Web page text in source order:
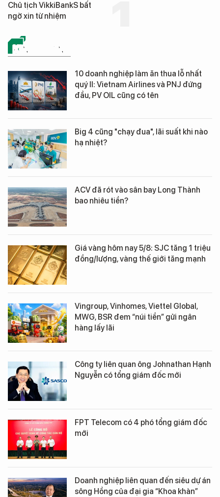
Chủ tịch VikkiBankS bất
ngờ xin từ nhiệm
KINH DOANH
10 doanh nghiệp làm ăn thua lỗ nhất
quý II: Vietnam Airlines và PNJ đứng
đầu, PV OIL cũng có tên
Big 4 cũng "chạy đua", lãi suất khi nào
hạ nhiệt?
ACV đã rót vào sân bay Long Thành
bao nhiêu tiền?
Giá vàng hôm nay 5/8: SJC tăng 1 triệu
đồng/lượng, vàng thế giới tăng mạnh
Vingroup, Vinhomes, Viettel Global,
MWG, BSR đem “núi tiền” gửi ngân
hàng lấy lãi
Công ty liên quan ông Johnathan Hạnh
Nguyễn có tổng giám đốc mới
FPT Telecom có 4 phó tổng giám đốc
mới
Doanh nghiệp liên quan đến siêu dự án
sông Hồng của đại gia “Khoa khàn”